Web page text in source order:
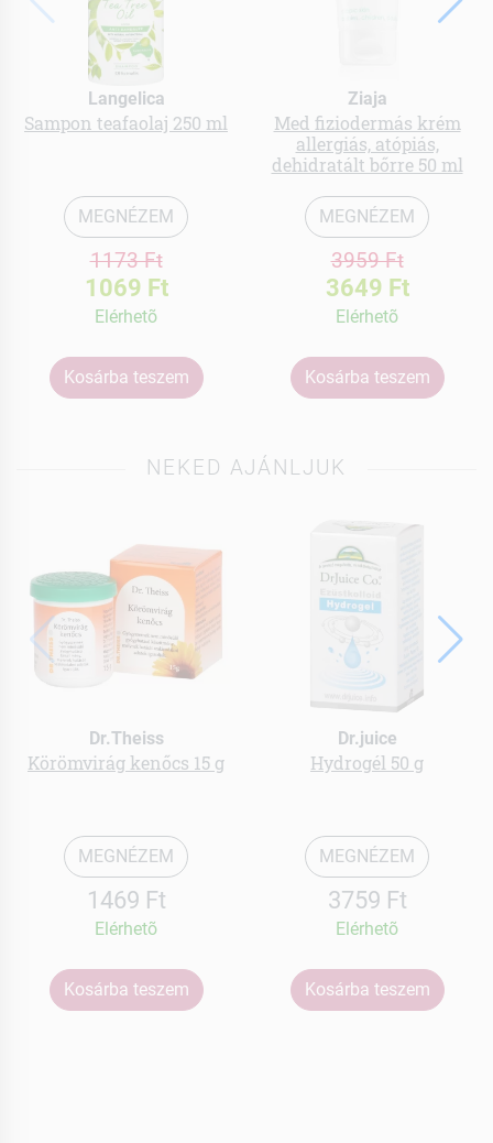
Langelica
Sampon teafaolaj 250 ml
MEGNÉZEM
1173 Ft
1069 Ft
Elérhetõ
Kosárba teszem
Ziaja
Med fiziodermás krém
allergiás, atópiás,
dehidratált bőrre 50 ml
MEGNÉZEM
3959 Ft
3649 Ft
Elérhetõ
Kosárba teszem
NEKED AJÁNLJUK
Dr.Theiss
Körömvirág kenőcs 15 g
MEGNÉZEM
1469 Ft
Elérhetõ
Kosárba teszem
Dr.juice
Hydrogél 50 g
MEGNÉZEM
3759 Ft
Elérhetõ
Kosárba teszem